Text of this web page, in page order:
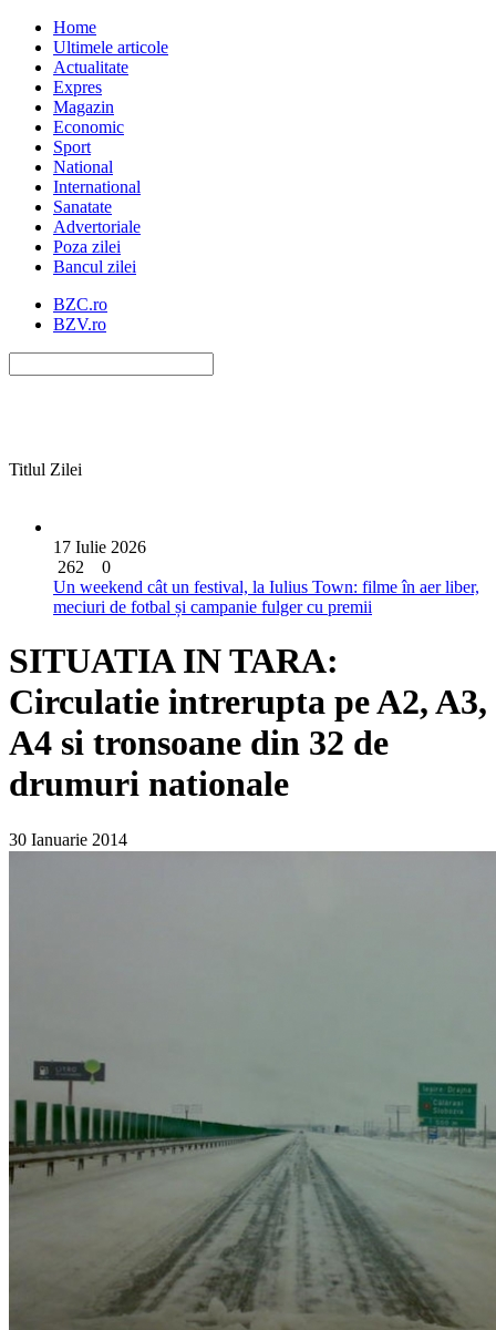
Home
Ultimele articole
Actualitate
Expres
Magazin
Economic
Sport
National
International
Sanatate
Advertoriale
Poza zilei
Bancul zilei
BZC.ro
BZV.ro
Titlul Zilei
17 Iulie 2026
262
0
Un weekend cât un festival, la Iulius Town: filme în aer liber,
meciuri de fotbal și campanie fulger cu premii
SITUATIA IN TARA:
Circulatie intrerupta pe A2, A3,
A4 si tronsoane din 32 de
drumuri nationale
30 Ianuarie 2014